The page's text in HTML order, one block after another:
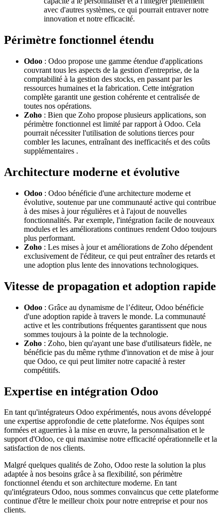
avec d'autres systèmes, ce qui pourrait entraver notre
innovation et notre efficacité.
Périmètre fonctionnel étendu
Odoo : Odoo propose une gamme étendue d'applications
couvrant tous les aspects de la gestion d'entreprise, de la
comptabilité à la gestion des stocks, en passant par les
ressources humaines et la fabrication. Cette intégration
complète garantit une gestion cohérente et centralisée de
toutes nos opérations.
Zoho : Bien que Zoho propose plusieurs applications, son
périmètre fonctionnel est limité par rapport à Odoo. Cela
pourrait nécessiter l'utilisation de solutions tierces pour
combler les lacunes, entraînant des inefficacités et des coûts
supplémentaires .
Architecture moderne et évolutive
Odoo : Odoo bénéficie d'une architecture moderne et
évolutive, soutenue par une communauté active qui contribue
à des mises à jour régulières et à l'ajout de nouvelles
fonctionnalités. Par exemple, l'intégration facile de nouveaux
modules et les améliorations continues rendent Odoo toujours
plus performant.
Zoho : Les mises à jour et améliorations de Zoho dépendent
exclusivement de l'éditeur, ce qui peut entraîner des retards et
une adoption plus lente des innovations technologiques.
Vitesse de propagation et adoption rapide
Odoo : Grâce au dynamisme de l’éditeur, Odoo bénéficie
d'une adoption rapide à travers le monde. La communauté
active et les contributions fréquentes garantissent que nous
sommes toujours à la pointe de la technologie.
Zoho : Zoho, bien qu'ayant une base d'utilisateurs fidèle, ne
bénéficie pas du même rythme d'innovation et de mise à jour
que Odoo, ce qui peut limiter notre capacité à rester
compétitifs.
Expertise en intégration Odoo
En tant qu'intégrateurs Odoo expérimentés, nous avons développé
une expertise approfondie de cette plateforme. Nos équipes sont
formées et aguerries à la mise en œuvre, la personnalisation et le
support d'Odoo, ce qui maximise notre efficacité opérationnelle et la
satisfaction de nos clients.
Malgré quelques qualités de Zoho, Odoo reste la solution la plus
adaptée à nos besoins grâce à sa flexibilité, son périmètre
fonctionnel étendu et son architecture moderne. En tant
qu'intégrateurs Odoo, nous sommes convaincus que cette plateforme
continue d'être le meilleur choix pour notre entreprise et pour nos
clients.